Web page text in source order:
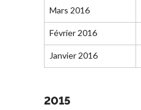
Mars 2016
Février 2016
Janvier 2016
2015